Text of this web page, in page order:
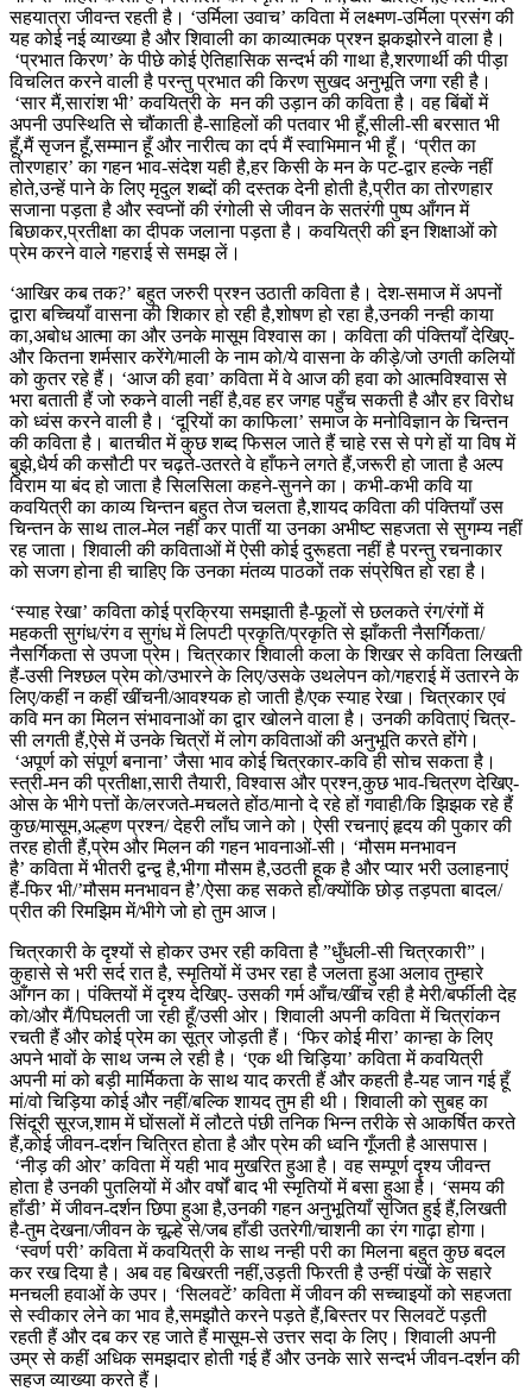
सहयात्रा जीवन्त रहती है। ‘उर्मिला उवाच’ कविता में लक्ष्मण-उर्मिला प्रसंग की
यह कोई नई व्याख्या है और शिवाली का काव्यात्मक प्रश्न झकझोरने वाला है।
‘प्रभात किरण’ के पीछे कोई ऐतिहासिक सन्दर्भ की गाथा है,शरणार्थी की पीड़ा
विचलित करने वाली है परन्तु प्रभात की किरण सुखद अनुभूति जगा रही है।
‘सार मैं,सारांश भी’ कवयित्री के मन की उड़ान की कविता है। वह बिंबों में
अपनी उपस्थिति से चौंकाती है-साहिलों की पतवार भी हूँ,सीली-सी बरसात भी
हूँ,मैं सृजन हूँ,सम्मान हूँ और नारीत्व का दर्प मैं स्वाभिमान भी हूँ। ‘प्रीत का
तोरणहार’ का गहन भाव-संदेश यही है,हर किसी के मन के पट-द्वार हल्के नहीं
होते,उन्हें पाने के लिए मृदुल शब्दों की दस्तक देनी होती है,प्रीत का तोरणहार
सजाना पड़ता है और स्वप्नों की रंगोली से जीवन के सतरंगी पुष्प आँगन में
बिछाकर,प्रतीक्षा का दीपक जलाना पड़ता है। कवयित्री की इन शिक्षाओं को
प्रेम करने वाले गहराई से समझ लें।
‘आखिर कब तक?’ बहुत जरुरी प्रश्न उठाती कविता है। देश-समाज में अपनों
द्वारा बच्चियाँ वासना की शिकार हो रही है,शोषण हो रहा है,उनकी नन्ही काया
का,अबोध आत्मा का और उनके मासूम विश्वास का। कविता की पंक्तियाँ देखिए-
और कितना शर्मसार करेंगे/माली के नाम को/ये वासना के कीड़े/जो उगती कलियों
को कुतर रहे हैं। ‘आज की हवा’ कविता में वे आज की हवा को आत्मविश्वास से
भरा बताती हैं जो रुकने वाली नहीं है,वह हर जगह पहुँच सकती है और हर विरोध
को ध्वंस करने वाली है। ‘दूरियों का काफिला’ समाज के मनोविज्ञान के चिन्तन
की कविता है। बातचीत में कुछ शब्द फिसल जाते हैं चाहे रस से पगे हों या विष में
बुझे,धैर्य की कसौटी पर चढ़ते-उतरते वे हाँफने लगते हैं,जरूरी हो जाता है अल्प
विराम या बंद हो जाता है सिलसिला कहने-सुनने का। कभी-कभी कवि या
कवयित्री का काव्य चिन्तन बहुत तेज चलता है,शायद कविता की पंक्तियाँ उस
चिन्तन के साथ ताल-मेल नहीं कर पातीं या उनका अभीष्ट सहजता से सुगम्य नहीं
रह जाता। शिवाली की कविताओं में ऐसी कोई दुरूहता नहीं है परन्तु रचनाकार
को सजग होना ही चाहिए कि उनका मंतव्य पाठकों तक संप्रेषित हो रहा है।
‘स्याह रेखा’ कविता कोई प्रक्रिया समझाती है-फूलों से छलकते रंग/रंगों में
महकती सुगंध/रंग व सुगंध में लिपटी प्रकृति/प्रकृति से झाँकती नैसर्गिकता/
नैसर्गिकता से उपजा प्रेम। चित्रकार शिवाली कला के शिखर से कविता लिखती
हैं-उसी निश्छल प्रेम को/उभारने के लिए/उसके उथलेपन को/गहराई में उतारने के
लिए/कहीं न कहीं खींचनी/आवश्यक हो जाती है/एक स्याह रेखा। चित्रकार एवं
कवि मन का मिलन संभावनाओं का द्वार खोलने वाला है। उनकी कविताएं चित्र-
सी लगती हैं,ऐसे में उनके चित्रों में लोग कविताओं की अनुभूति करते होंगे।
‘अपूर्ण को संपूर्ण बनाना’ जैसा भाव कोई चित्रकार-कवि ही सोच सकता है।
स्त्री-मन की प्रतीक्षा,सारी तैयारी, विश्वास और प्रश्न,कुछ भाव-चित्रण देखिए-
ओस के भीगे पत्तों के/लरजते-मचलते होंठ/मानो दे रहे हों गवाही/कि झिझक रहे हैं
कुछ/मासूम,अल्हण प्रश्न/ देहरी लाँघ जाने को। ऐसी रचनाएं हृदय की पुकार की
तरह होती हैं,प्रेम और मिलन की गहन भावनाओं-सी। ‘मौसम मनभावन
है’ कविता में भीतरी द्वन्द्व है,भीगा मौसम है,उठती हूक है और प्यार भरी उलाहनाएं
हैं-फिर भी/’मौसम मनभावन है’/ऐसा कह सकते हो/क्योंकि छोड़ तड़पता बादल/
प्रीत की रिमझिम में/भीगे जो हो तुम आज।
चित्रकारी के दृश्यों से होकर उभर रही कविता है ”धुँधली-सी चित्रकारी”।
कुहासे से भरी सर्द रात है, स्मृतियों में उभर रहा है जलता हुआ अलाव तुम्हारे
आँगन का। पंक्तियों में दृश्य देखिए- उसकी गर्म आँच/खींच रही है मेरी/बर्फीली देह
को/और मैं/पिघलती जा रही हूँ/उसी ओर। शिवाली अपनी कविता में चित्रांकन
रचती हैं और कोई प्रेम का सूत्र जोड़ती हैं। ‘फिर कोई मीरा’ कान्हा के लिए
अपने भावों के साथ जन्म ले रही है। ‘एक थी चिड़िया’ कविता में कवयित्री
अपनी मां को बड़ी मार्मिकता के साथ याद करती हैं और कहती है-यह जान गई हूँ
मां/वो चिड़िया कोई और नहीं/बल्कि शायद तुम ही थी। शिवाली को सुबह का
सिंदूरी सूरज,शाम में घोंसलों में लौटते पंछी तनिक भिन्न तरीके से आकर्षित करते
हैं,कोई जीवन-दर्शन चित्रित होता है और प्रेम की ध्वनि गूँजती है आसपास।
‘नीड़ की ओर’ कविता में यही भाव मुखरित हुआ है। वह सम्पूर्ण दृश्य जीवन्त
होता है उनकी पुतलियों में और वर्षों बाद भी स्मृतियों में बसा हुआ है। ‘समय की
हाँडी’ में जीवन-दर्शन छिपा हुआ है,उनकी गहन अनुभूतियाँ सृजित हुई हैं,लिखती
है-तुम देखना/जीवन के चूल्हे से/जब हाँडी उतरेगी/चाशनी का रंग गाढ़ा होगा।
‘स्वर्ण परी’ कविता में कवयित्री के साथ नन्ही परी का मिलना बहुत कुछ बदल
कर रख दिया है। अब वह बिखरती नहीं,उड़ती फिरती है उन्हीं पंखों के सहारे
मनचली हवाओं के उपर। ‘सिलवटें’ कविता में जीवन की सच्चाइयों को सहजता
से स्वीकार लेने का भाव है,समझौते करने पड़ते हैं,बिस्तर पर सिलवटें पड़ती
रहती हैं और दब कर रह जाते हैं मासूम-से उत्तर सदा के लिए। शिवाली अपनी
उम्र से कहीं अधिक समझदार होती गई हैं और उनके सारे सन्दर्भ जीवन-दर्शन की
सहज व्याख्या करते हैं।